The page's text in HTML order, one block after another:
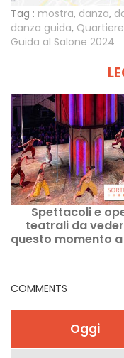
Tag : mostra, danza,
danza guida,
Guida al Salone 2024
Spettacoli e
teatrali da
questo momento
COMMENTS
Oggi